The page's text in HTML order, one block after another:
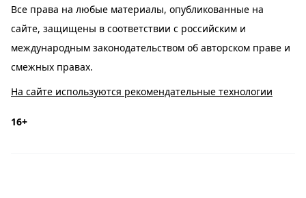
Все права на любые материалы, опубликованные на
сайте, защищены в соответствии с российским и
международным законодательством об авторском праве и
смежных правах.
На сайте используются рекомендательные технологии
16+